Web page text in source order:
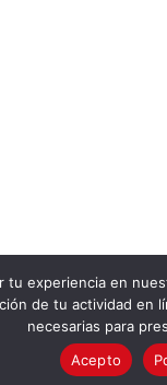
tu experiencia en
de tu actividad en
necesarias para
Acepto